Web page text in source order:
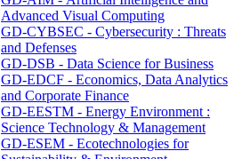
Advanced Visual Computing
GD-CYBSEC - Cybersecurity : Threats
and Defenses
GD-DSB - Data Science for Business
GD-EDCF - Economics, Data Analytics
and Corporate Finance
GD-EESTM - Energy Environment :
Science Technology & Management
GD-ESEM - Ecotechnologies for